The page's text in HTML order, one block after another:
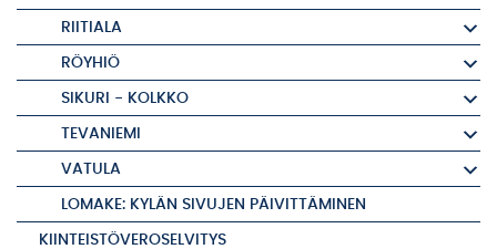
RIITIALA
RÖYHIÖ
SIKURI - KOLKKO
TEVANIEMI
VATULA
LOMAKE: KYLÄN SIVUJEN PÄIVITTÄMINEN
KIINTEISTÖVEROSELVITYS